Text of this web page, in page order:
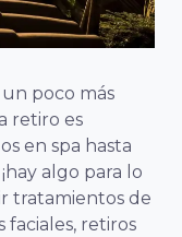
poco más
retiro es
en spa hasta
algo para lo
tratamientos de
faciales, retiros